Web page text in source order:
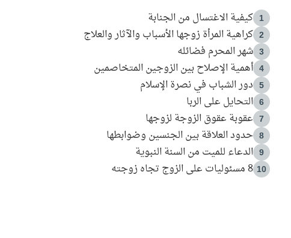
1 كيفية الاغتسال من الجنابة
2 كراهية المرأة زوجها الأسباب والآثار والعلاج
3 شهر المحرم فضائله
4 أهمية الإصلاح بين الزوجين المتخاصمين
5 دور الشباب في نصرة الإسلام
6 التحايل على الربا
7 عقوبة عقوق الزوجة لزوجها
8 حدود العلاقة بين الجنسين وضوابطها
9 الدعاء للميت من السنة النبوية
10 8 مسئوليات على الزوج تجاه زوجته